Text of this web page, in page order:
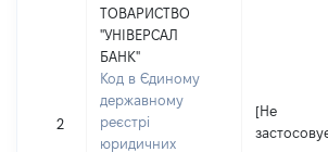
2
ТОВАРИСТВО
"УНІВЕРСАЛ
БАНК"
Код в Єдиному
державному
реєстрі
юридичних
[Не